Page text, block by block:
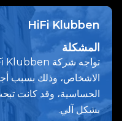
HiFi Klubben
المشكلة
الاشخاص، وذلك بسبب
الحساسية، وقد كانت
بشكل آلي.